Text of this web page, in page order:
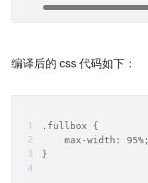
编译后的 css 代码如下：
.fullbox {
    max-width: 95%;
}